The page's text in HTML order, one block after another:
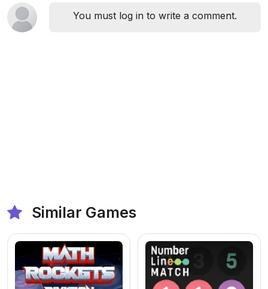
You must log in to write a comment.
Similar Games